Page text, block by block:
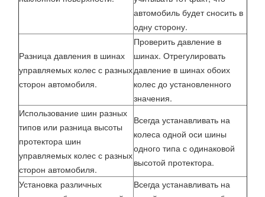
автомобиль будет сносить в
одну сторону.
Разница давления в шинах
управляемых колес с разных
сторон автомобиля.
Проверить давление в
шинах. Отрегулировать
давление в шинах обоих
колес до установленного
значения.
Использование шин разных
типов или разница высоты
протектора шин
управляемых колес с разных
сторон автомобиля.
Всегда устанавливать на
колеса одной оси шины
одного типа с одинаковой
высотой протектора.
Установка различных
Всегда устанавливать на